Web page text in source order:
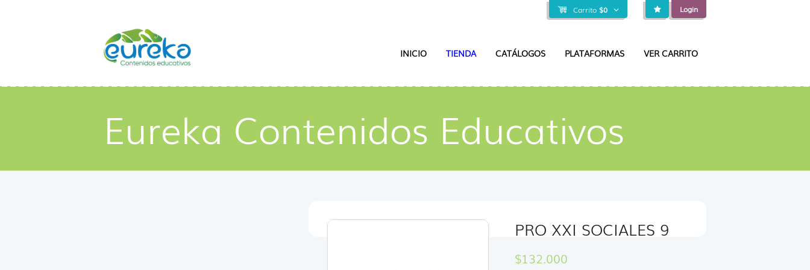
Carrito $0 Login
INICIO TIENDA CATÁLOGOS PLATAFORMAS VER CARRITO
Eureka Contenidos Educativos
PRO XXI SOCIALES 9
$132.000